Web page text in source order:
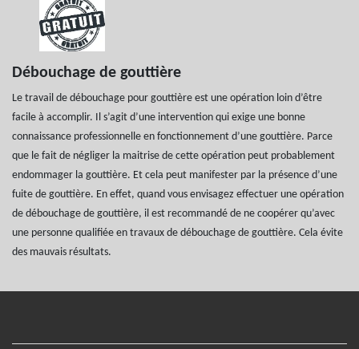
Débouchage de gouttière
Le travail de débouchage pour gouttière est une opération loin d’être
facile à accomplir. Il s’agit d’une intervention qui exige une bonne
connaissance professionnelle en fonctionnement d’une gouttière. Parce
que le fait de négliger la maitrise de cette opération peut probablement
endommager la gouttière. Et cela peut manifester par la présence d’une
fuite de gouttière. En effet, quand vous envisagez effectuer une opération
de débouchage de gouttière, il est recommandé de ne coopérer qu’avec
une personne qualifiée en travaux de débouchage de gouttière. Cela évite
des mauvais résultats.